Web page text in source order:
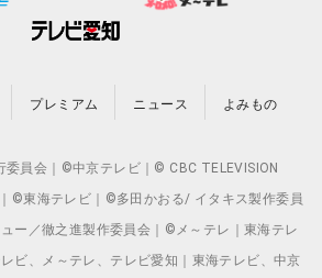
プレミアム ニュース よみもの
員会｜©中京テレビ｜© CBC TELEVISION
©東海テレビ｜©多田かおる/ イタキス製作委員
ー／徹之進製作委員会｜©メ～テレ｜東海テレ
ビ、メ～テレ、テレビ愛知｜東海テレビ、中京